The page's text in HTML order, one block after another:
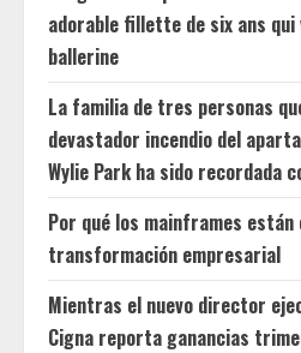
adorable fillette de six ans
ballerine
La familia de tres personas
devastador incendio del
Wylie Park ha sido recordada
Por qué los mainframes
transformación empresarial
Mientras el nuevo director
Cigna reporta ganancias